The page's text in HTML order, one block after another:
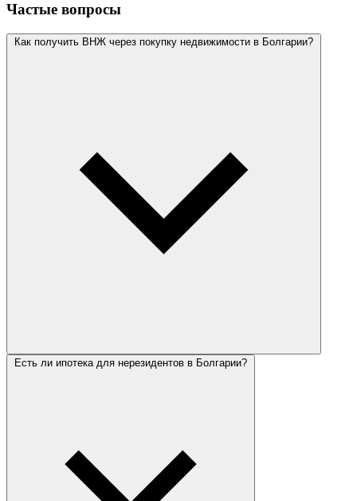
Частые вопросы
Как получить ВНЖ через покупку недвижимости в Болгарии?
Есть ли ипотека для нерезидентов в Болгарии?